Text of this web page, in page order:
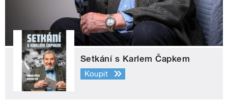
Setkání s Karlem Čapkem
Koupit